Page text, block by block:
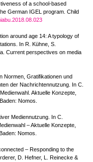
of a school-based
German IGEL program. Child
around age 14: A typology of
In R. Kühne, S.
Current perspectives on media
Normen, Gratifikationen und
der Nachrichtennutzung. In C.
Aktuelle Konzepte,
Nomos.
Mediennutzung. In C.
– Aktuelle Konzepte,
Nomos.
– Responding to the
D. Hefner, L. Reinecke &